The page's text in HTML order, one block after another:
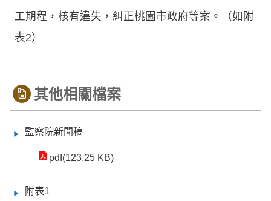
工期程，核有違失，糾正桃園市政府等案。（如附
表2）
其他相關檔案
監察院新聞稿
pdf(123.25 KB)
附表1